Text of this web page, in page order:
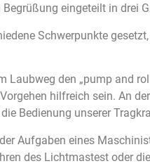
eingeteilt in drei
Schwerpunkte
den „pump and
hilfreich sein. An
Bedienung unserer
Aufgaben eines
des Lichtmastest oder